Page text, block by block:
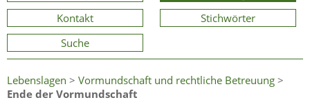
Kontakt
Stichwörter
Suche
Lebenslagen > Vormundschaft und rechtliche Betreuung >
Ende der Vormundschaft